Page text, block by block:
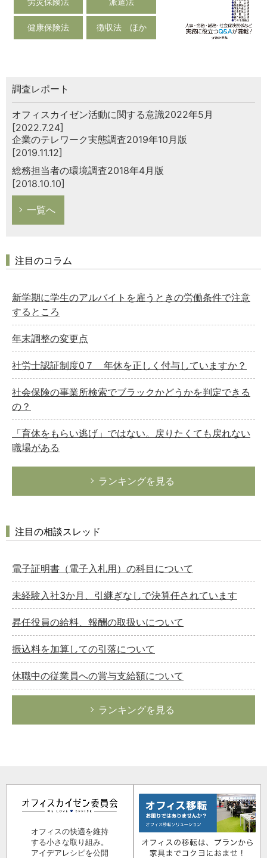
健康保険法 徴収法 ほか
調査レポート
オフィスカイゼン活動に関する意識2022年5月
[2022.7.24]
企業のテレワーク実態調査2019年10月版
[2019.11.12]
総務担当者の環境調査2018年4月版
[2018.10.10]
一覧へ
注目のコラム
新学期に学生のアルバイトを雇うときの労働条件で注意
するところ
年末調整の変更点
社労士認証制度0７ 年休を正しく付与していますか？
社会保険の事業所検索でブラックかどうかを判定できる
の？
「育休をもらい逃げ」ではない。戻りたくても戻れない
職場がある
ランキングを見る
注目の相談スレッド
電子証明書（電子入札用）の科目について
未経験入社3か月、引継ぎなしで決算任されています
昇任役員の給料、報酬の取扱いについて
振込料を加算しての引落について
休職中の従業員への賞与支給額について
ランキングを見る
オフィスの快適を維持
する小さな取り組み。
アイデアレシピを公開